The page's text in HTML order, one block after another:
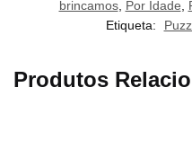
brincamos, Por Idade
Etiqueta:
Produtos